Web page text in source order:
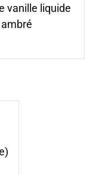
vanille liquide